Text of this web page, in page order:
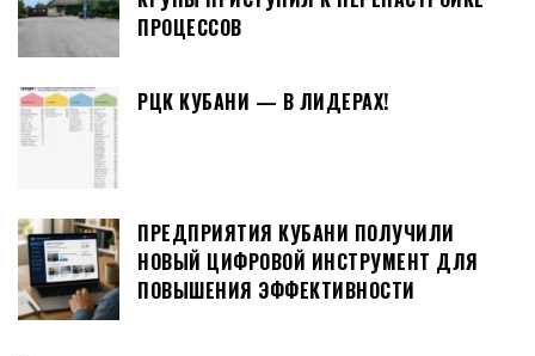
ПРОЦЕССОВ
РЦК КУБАНИ — В ЛИДЕРАХ!
ПРЕДПРИЯТИЯ КУБАНИ ПОЛУЧИЛИ
НОВЫЙ ЦИФРОВОЙ ИНСТРУМЕНТ ДЛЯ
ПОВЫШЕНИЯ ЭФФЕКТИВНОСТИ